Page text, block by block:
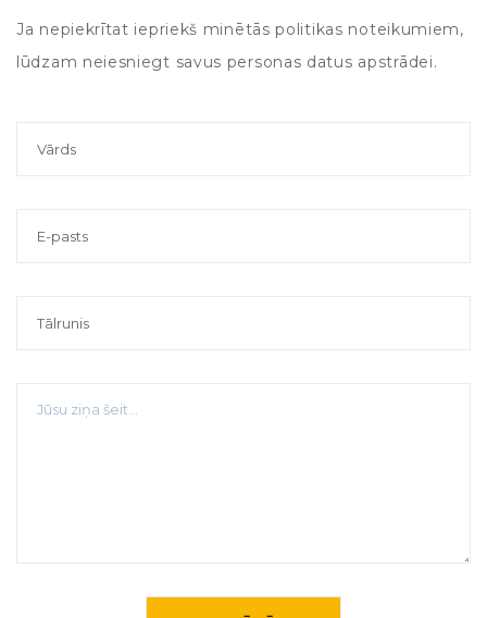
Ja nepiekrītat iepriekš minētās politikas noteikumiem,
lūdzam neiesniegt savus personas datus apstrādei.